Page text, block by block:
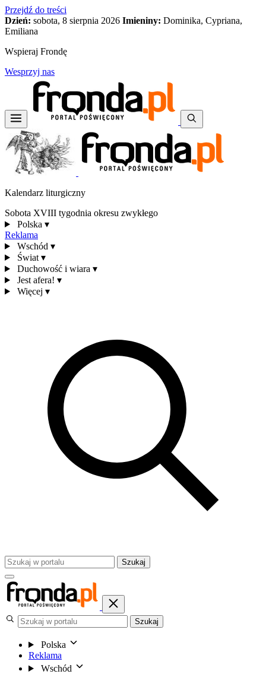
Przejdź do treści
Dzień: sobota, 8 sierpnia 2026 Imieniny: Dominika, Cypriana,
Emiliana
Wspieraj Frondę
Wesprzyj nas
Kalendarz liturgiczny
Sobota XVIII tygodnia okresu zwykłego
Polska ▾
Reklama
Wschód ▾
Świat ▾
Duchowość i wiara ▾
Jest afera! ▾
Więcej ▾
Szukaj
Szukaj
Polska
Reklama
Wschód